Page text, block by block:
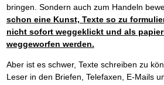
bringen. Sondern auch zum Handeln
schon eine Kunst, Texte so zu
nicht sofort weggeklickt und als
weggeworfen werden.
Aber ist es schwer, Texte schreiben zu
Leser in den Briefen, Telefaxen, E-Mails